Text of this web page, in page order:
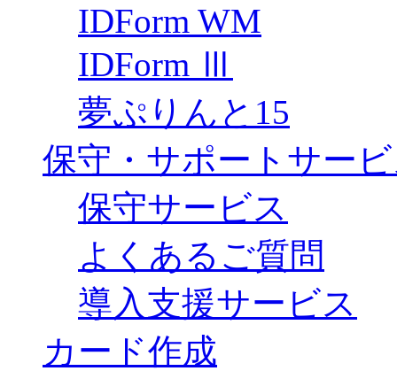
IDForm WM
IDForm Ⅲ
夢ぷりんと15
保守・サポートサー
保守サービス
よくあるご質問
導入支援サービス
カード作成